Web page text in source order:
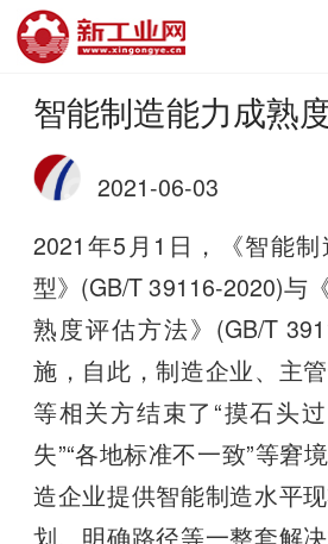
智能制造能力成熟
2021-06-03
2021年5月1日，《智能
型》(GB/T 39116-2020)与
熟度评估方法》(GB/T
施，自此，制造企业、主
等相关方结束了“摸石头
失”“各地标准不一致”等窘
造企业提供智能制造水平
划、明确路径等一整套解